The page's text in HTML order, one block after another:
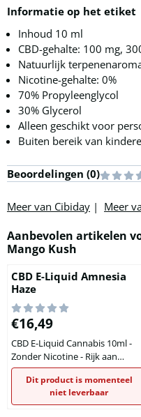
Informatie op het etiket
Inhoud 10 ml
CBD-gehalte: 100 mg,
Natuurlijk
Nicotine-gehalte: 0%
70% Propyleenglycol
30% Glycerol
Alleen geschikt voor
Buiten bereik van
Beoordelingen (0)
Meer van Cibiday | Meer
Aanbevolen artikelen
Mango Kush
CBD E-Liquid Amnesia
Haze
Prijs: 16,49
€16,49
CBD E-Liquid Cannabis 10ml -
Zonder Nicotine - Rijk aan
Cannabidiol en Terpenen 100 /
300 / 500 mg. Kenmerken
Cibiday e-liquid 100% EP
gecertificeerde CBD 100%
Dit product is momenteel
niet leverbaar